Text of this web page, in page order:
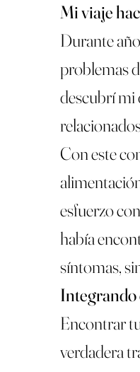
Mi viaje
Durante
problemas
descubrí mi
Con este
esfuerzo
había
síntomas,
Integrando
Encontrar
verdadera